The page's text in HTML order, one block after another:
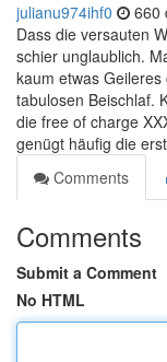
julianu974ihf0 660
Dass die versauten
schier unglaublich.
kaum etwas
tabulosen Beischlaf.
die free of charge
genügt häufig die
Comments
Comments
Submit a Comment
No HTML